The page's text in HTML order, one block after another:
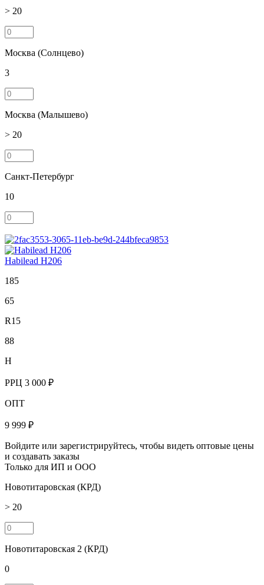
> 20
Москва (Солнцево)
3
Москва (Малышево)
> 20
Санкт-Петербург
10
Habilead H206
185
65
R15
88
H
РРЦ 3 000 ₽
ОПТ
9 999 ₽
Войдите или зарегистрируйтесь, чтобы видеть оптовые цены
и создавать заказы
Только для ИП и ООО
Новотитаровская (КРД)
> 20
Новотитаровская 2 (КРД)
0